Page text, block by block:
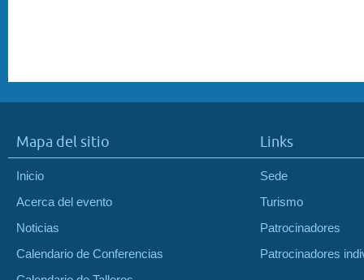
Mapa del sitio
Inicio
Acerca del evento
Noticias
Calendario de Conferencias
Links
Sede
Turismo
Patrocinadores
Patrocinadores